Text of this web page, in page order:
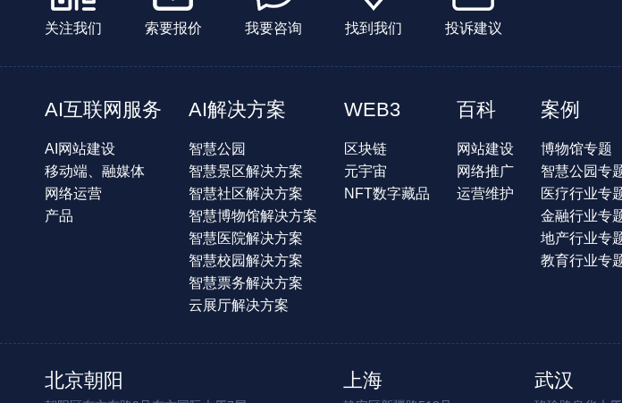
关注我们 索要报价 我要咨询 找到我们 投诉建议
AI互联网服务
AI网站建设
移动端、融媒体
网络运营
产品
AI解决方案
智慧公园
智慧景区解决方案
智慧社区解决方案
智慧博物馆解决方案
智慧医院解决方案
智慧校园解决方案
智慧票务解决方案
云展厅解决方案
WEB3
区块链
元宇宙
NFT数字藏品
百科
网站建设
网络推广
运营维护
案例
博物馆专题
智慧公园专
医疗行业专
金融行业专
地产行业专
教育行业专
北京朝阳 上海 武汉